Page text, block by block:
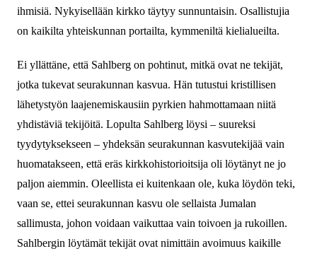
ihmisiä. Nykyisellään kirkko täytyy sunnuntaisin. Osallistujia
on kaikilta yhteiskunnan portailta, kymmeniltä kielialueilta.
Ei yllättäne, että Sahlberg on pohtinut, mitkä ovat ne tekijät,
jotka tukevat seurakunnan kasvua. Hän tutustui kristillisen
lähetystyön laajenemiskausiin pyrkien hahmottamaan niitä
yhdistäviä tekijöitä. Lopulta Sahlberg löysi – suureksi
tyydytyksekseen – yhdeksän seurakunnan kasvutekijää vain
huomatakseen, että eräs kirkkohistorioitsija oli löytänyt ne jo
paljon aiemmin. Oleellista ei kuitenkaan ole, kuka löydön teki,
vaan se, ettei seurakunnan kasvu ole sellaista Jumalan
sallimusta, johon voidaan vaikuttaa vain toivoen ja rukoillen.
Sahlbergin löytämät tekijät ovat nimittäin avoimuus kaikille